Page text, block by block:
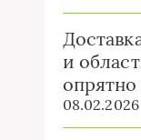
и
08.02.2026